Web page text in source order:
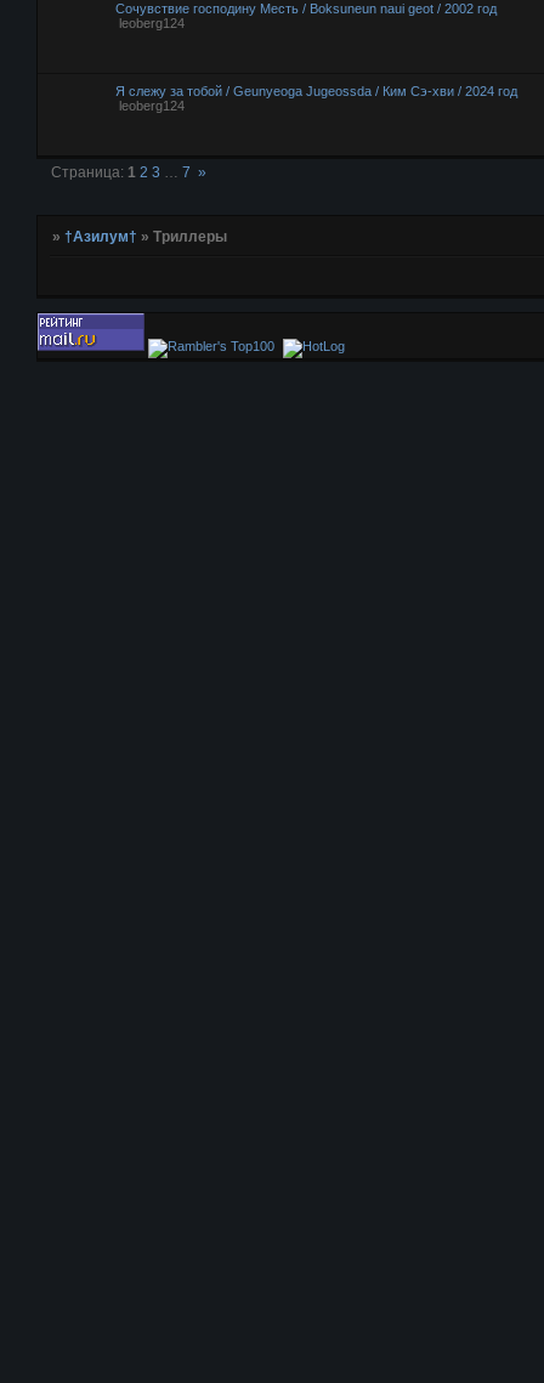
Сочувствие господину Месть / Boksuneun naui geot / 2002 год
leoberg124
Я слежу за тобой / Geunyeoga Jugeossda / Ким Сэ-хви / 2024 год
leoberg124
Страница: 1 2 3 … 7 »
»†Азилум† »Триллеры